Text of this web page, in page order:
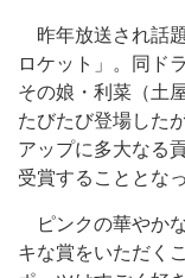
昨年放送され話
ロケット」。同ド
その娘・利菜（土
たびたび登場した
アップに多大なる
受賞することとなっ
ピンクの華やか
キな賞をいただく